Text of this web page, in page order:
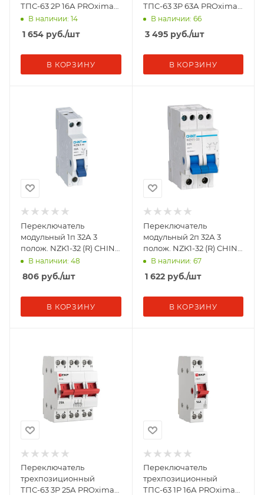
ТПС-63 2P 16А PROxima
EKF TPS216
В наличии: 14
1 654 руб./шт
В КОРЗИНУ
ТПС-63 3P 63А PROxima
EKF TPS363
В наличии: 66
3 495руб./шт
В КОРЗИНУ
Переключатель
модульный 1п 32А 3
полож. NZK1-32 (R) CHINT
643000
В наличии: 48
806 руб./шт
В КОРЗИНУ
Переключатель
модульный 2п 32А 3
полож. NZK1-32 (R) CHINT
643001
В наличии: 67
1 622руб./шт
В КОРЗИНУ
Переключатель
трехпозиционный
ТПС-63 3P 25А PROxima
Переключатель
трехпозиционный
ТПС-63 1P 16А PROxima